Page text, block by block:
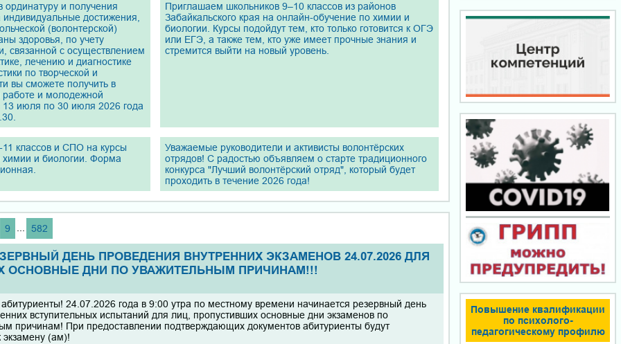
ординатуру и получения
достижения,
(волонтерской)
здоровья, по учету
связанной с осуществлением
лечению и диагностике
по творческой и
вы сможете получить в
работе и молодежной
июля по 30 июля 2026 года
Приглашаем школьников 9–10 классов из районов
Забайкальского края на онлайн-обучение по химии и
биологии. Курсы подойдут тем, кто только готовится к ОГЭ
или ЕГЭ, а также тем, кто уже имеет прочные знания и
стремится выйти на новый уровень.
классов и СПО на курсы
химии и биологии. Форма
Уважаемые руководители и активисты волонтёрских
отрядов! С радостью объявляем о старте традиционного
конкурса "Лучший волонтёрский отряд", который будет
проходить в течение 2026 года!
9 ... 582
ДЕНЬ ПРОВЕДЕНИЯ ВНУТРЕННИХ ЭКЗАМЕНОВ 24.07.2026 ДЛЯ
ОСНОВНЫЕ ДНИ ПО УВАЖИТЕЛЬНЫМ ПРИЧИНАМ!!!
24.07.2026 года в 9:00 утра по местному времени начинается резервный день
вступительных испытаний для лиц, пропустивших основные дни экзаменов по
причинам! При предоставлении подтверждающих документов абитуриенты будут
(ам)!
Повышение квалификации
по психолого-
педагогическому профилю